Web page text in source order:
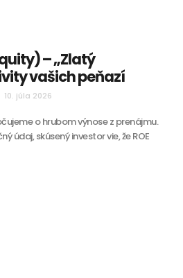
– „Zlatý
vašich peňazí
10. júla 2026
o hrubom výnose z prenájmu.
údaj, skúsený investor vie, že ROE